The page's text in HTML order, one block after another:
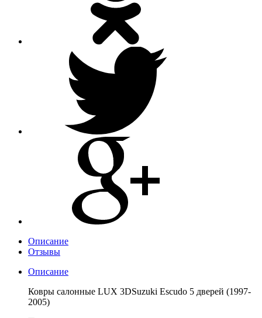
Описание
Отзывы
Описание
Ковры салонные LUX 3DSuzuki Escudo 5 дверей (1997-
2005)